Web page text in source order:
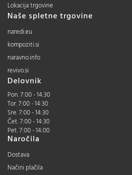
Lokacija trgovine
Naše spletne trgovine
naredi.eu
kompoziti.si
naravno.info
revivo.si
Delovnik
Pon. 7:00 - 14:30
Tor. 7:00 - 14:30
Sre. 7:00 - 14:30
Čet. 7:00 - 14:30
Pet. 7:00 - 14:00
Naročila
Dostava
Načini plačila